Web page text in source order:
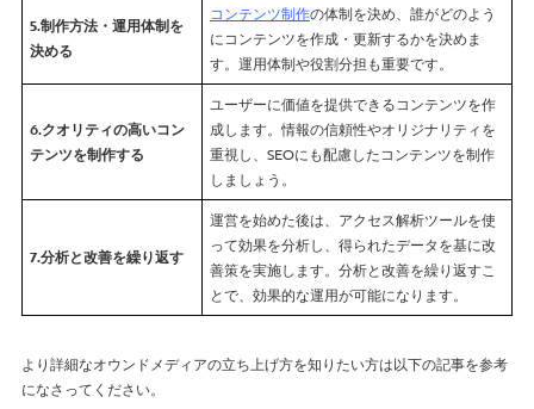
5.制作方法・運用体制を
決める
コンテンツ制作の体制を決め、誰がどのよう
にコンテンツを作成・更新するかを決めま
す。運用体制や役割分担も重要です。
6.クオリティの高いコン
テンツを制作する
ユーザーに価値を提供できるコンテンツを作
成します。情報の信頼性やオリジナリティを
重視し、SEOにも配慮したコンテンツを制作
しましょう。
7.分析と改善を繰り返す
運営を始めた後は、アクセス解析ツールを使
って効果を分析し、得られたデータを基に改
善策を実施します。分析と改善を繰り返すこ
とで、効果的な運用が可能になります。
より詳細なオウンドメディアの立ち上げ方を知りたい方は以下の記事を参考
になさってください。